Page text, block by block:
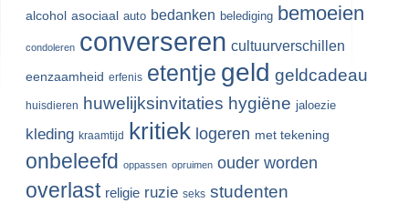
alcohol asociaal auto bedanken belediging bemoeien
condoleren converseren cultuurverschillen
eenzaamheid erfenis etentje geld geldcadeau
huisdieren huwelijksinvitaties hygiëne jaloezie
kleding kraamtijd kritiek logeren met tekening
onbeleefd oppassen opruimen ouder worden
overlast religie ruzie seks studenten